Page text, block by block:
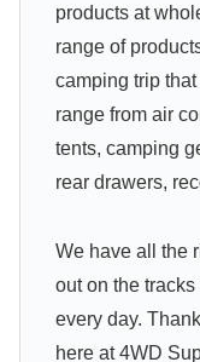
products at
range of
camping trip
range from air
tents, camping
rear drawers,
We have all the
out on the
every day.
here at 4WD